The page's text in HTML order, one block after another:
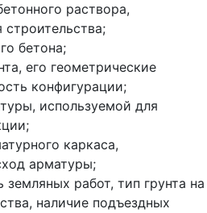
раствора,
строительства;
бетона;
его геометрические
конфигурации;
используемой для
каркаса,
арматуры;
работ, тип грунта на
наличие подъездных